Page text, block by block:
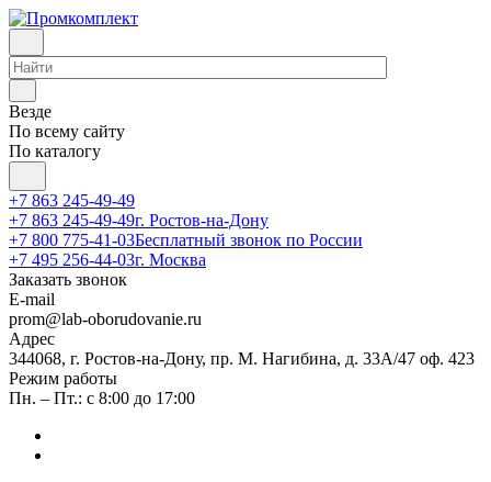
Везде
По всему сайту
По каталогу
+7 863 245-49-49
+7 863 245-49-49г. Ростов-на-Дону
+7 800 775-41-03Бесплатный звонок по России
+7 495 256-44-03г. Москва
Заказать звонок
E-mail
prom@lab-oborudovanie.ru
Адрес
344068, г. Ростов-на-Дону, пр. М. Нагибина, д. 33А/47 оф. 423
Режим работы
Пн. – Пт.: с 8:00 до 17:00